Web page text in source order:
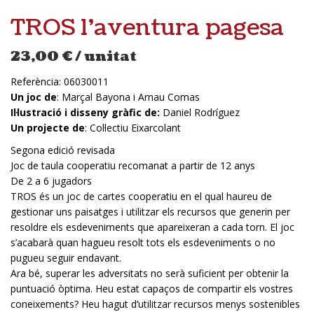
TROS l’aventura pagesa
23,00 €/ unitat
Referència: 06030011
Un joc de: Marçal Bayona i Arnau Comas
Il·lustració i disseny gràfic de: Daniel Rodríguez
Un projecte de: Col·lectiu Eixarcolant
Segona edició revisada
Joc de taula cooperatiu recomanat a partir de 12 anys
De 2 a 6 jugadors
TROS és un joc de cartes cooperatiu en el qual haureu de
gestionar uns paisatges i utilitzar els recursos que generin per
resoldre els esdeveniments que apareixeran a cada torn. El joc
s’acabarà quan hagueu resolt tots els esdeveniments o no
pugueu seguir endavant.
Ara bé, superar les adversitats no serà suficient per obtenir la
puntuació òptima. Heu estat capaços de compartir els vostres
coneixements? Heu hagut d’utilitzar recursos menys sostenibles